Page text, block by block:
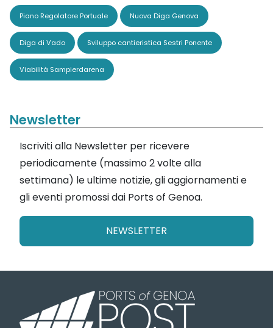
Piano Regolatore Portuale Nuova Diga Genova
Diga di Vado Sviluppo cantieristica Sestri Ponente
Viabilità Sampierdarena
Newsletter
Iscriviti alla Newsletter per ricevere
periodicamente (massimo 2 volte alla
settimana) le ultime notizie, gli aggiornamenti e
gli eventi promossi dai Ports of Genoa.
NEWSLETTER